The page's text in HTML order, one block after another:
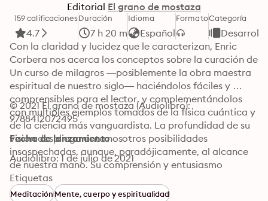
Editorial El grano de mostaza
159 calificaciones
4.7
Duración
7 h 20 m
Idioma
Español
FormatoCategoría
Con la claridad y lucidez que le caracterizan, Enric
Corbera nos acerca los conceptos sobre la curación de
Un curso de milagros —posiblemente la obra maestra
espiritual de nuestro siglo— haciéndolos fáciles y
comprensibles para el lector, y complementándolos
con multiples ejemplos tomados de la física cuántica y
de la ciencia más vanguardista. La profundidad de su
vision despliega ante nosotros posibilidades
insospechadas, aunque, paradójicamente, al alcance
de nuestra mano. Su comprensión y entusiasmo
rebosan en estas páginas que, si lo permites, sin duda
abrirán tu mente a la curación
© 2021 El grano de mostaza (Audiolibro):
9788412072495
Fecha de lanzamiento
Audiolibro: 1 de julio de 2021
Etiquetas
MeditaciónMente, cuerpo y espiritualidad